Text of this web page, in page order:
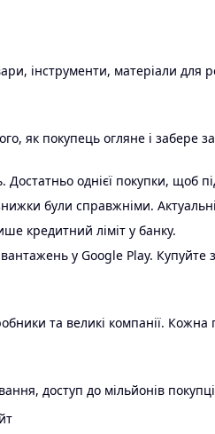
інструменти, матеріали для
як покупець огляне і
однієї покупки, щоб
були справжніми.
кредитний ліміт у банку.
у Google Play. Купуйте
та великі компанії. Кожна
доступ до мільйонів